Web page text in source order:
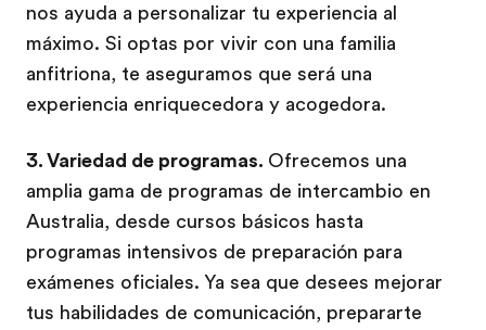
nos ayuda a personalizar tu experiencia al
máximo. Si optas por vivir con una familia
anfitriona, te aseguramos que será una
experiencia enriquecedora y acogedora.
3. Variedad de programas. Ofrecemos una
amplia gama de programas de intercambio en
Australia, desde cursos básicos hasta
programas intensivos de preparación para
exámenes oficiales. Ya sea que desees mejorar
tus habilidades de comunicación, prepararte